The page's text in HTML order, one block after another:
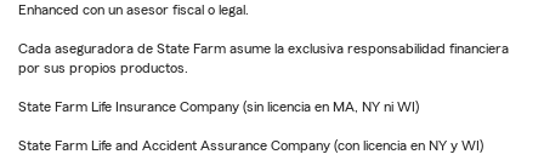
Enhanced con un asesor fiscal o legal.
Cada aseguradora de State Farm asume la exclusiva responsabilidad financiera
por sus propios productos.
State Farm Life Insurance Company (sin licencia en MA, NY ni WI)
State Farm Life and Accident Assurance Company (con licencia en NY y WI)